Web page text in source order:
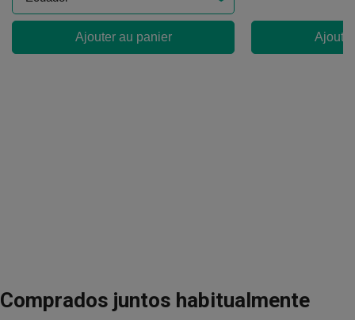
Ajouter au panier
Comprados juntos habitualmente